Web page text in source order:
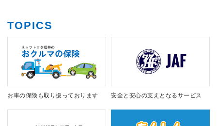
TOPICS
お車の保険も取り扱っております 安全と安心の支えとなるサービス